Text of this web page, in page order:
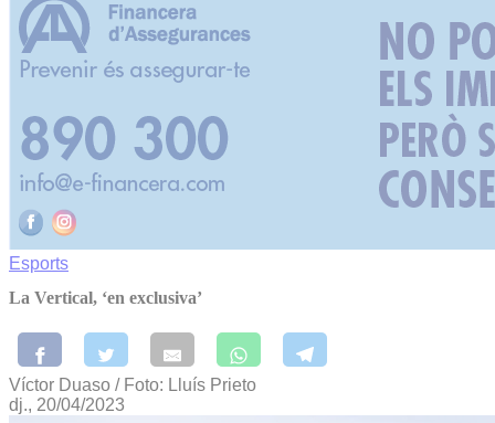
Esports
La Vertical, ‘en exclusiva’
Víctor Duaso / Foto: Lluís Prieto
dj., 20/04/2023